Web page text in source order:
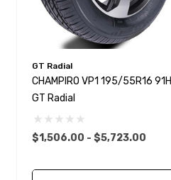
GT Radial
CHAMPIRO VP1 195/55R16 91H
GT Radial
$1,506.00 - $5,723.00